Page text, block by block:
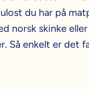
du har på
norsk skinke
Så enkelt er det